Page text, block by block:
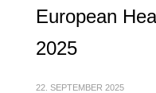
European
2025
22. SEPTEMBER 2025